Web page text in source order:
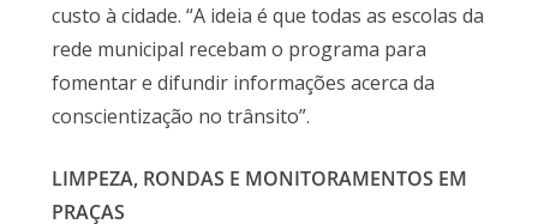
custo à cidade. “A ideia é que todas as escolas da
rede municipal recebam o programa para
fomentar e difundir informações acerca da
conscientização no trânsito”.
LIMPEZA, RONDAS E MONITORAMENTOS EM
PRAÇAS